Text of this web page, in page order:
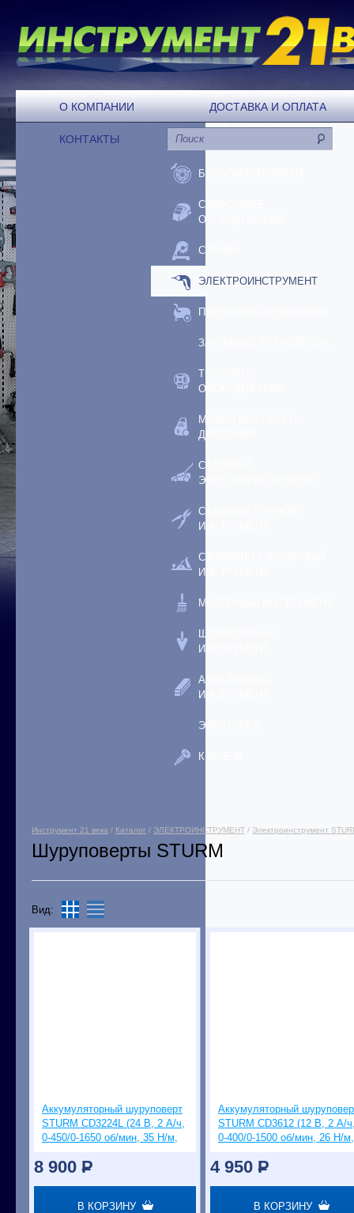
О КОМПАНИИ ДОСТАВКА И ОПЛАТА
КОНТАКТЫ
БЕНЗОИНСТРУМЕНТ
СВАРОЧНОЕ
ОБОРУДОВАНИЕ
СТАНКИ
ЭЛЕКТРОИНСТРУМЕНТ
ПНЕВМООБОРУДОВАНИЕ
ЗАРЯДНЫЕ УСТРОЙСТВА
ТЕПЛОВОЕ
ОБОРУДОВАНИЕ
МОЙКИ ВЫСОКОГО
ДАВЛЕНИЯ
САДОВЫЙ
ЭЛЕКТРОИНСТРУМЕНТ
САДОВЫЙ РУЧНОЙ
ИНСТРУМЕНТ
СТОЛЯРНО-СЛЕСАРНЫЙ
ИНСТРУМЕНТ
МАЛЯРНЫЙ ИНСТРУМЕНТ
ШТУКАТУРНЫЙ
ИНСТРУМЕНТ
АБРАЗИВНЫЙ
ИНСТРУМЕНТ
ЭЛЕКТРИКА
КРЕПЕЖ
Инструмент 21 века / Каталог / ЭЛЕКТРОИНСТРУМЕНТ / Электроинструмент
Шуруповерты STURM
Вид:
Аккумуляторный шуруповерт
STURM CD3224L (24 В, 2 А/ч,
0-450/0-1650 об/мин, 35 Н/м,
8 900 P
В КОРЗИНУ
Аккумуляторный
STURM CD3612 (12 В, 2 А/
0-400/0-1500 об/мин, 26 Н/м,
4 950 P
В КОРЗИНУ